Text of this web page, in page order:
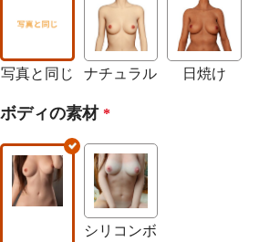
写真と同じ ナチュラル 日焼け
ボディの素材 *
シリコンボ